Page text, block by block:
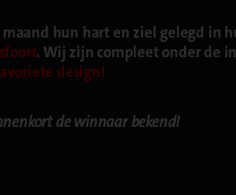
hun hart en ziel gelegd in
. Wij zijn compleet onder de
design!
de winnaar bekend!